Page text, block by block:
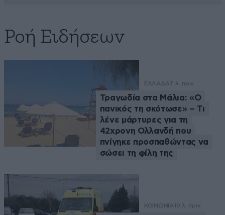
Ροή Ειδήσεων
ΕΛΛΑΔΑ7 λ. πριν
Τραγωδία στα Μάλια: «Ο
πανικός τη σκότωσε» – Τι
λένε μάρτυρες για τη
42χρονη Ολλανδή που
πνίγηκε προσπαθώντας να
σώσει τη φίλη της
ΚΟΙΝΩΝΙΑ 10 λ. πριν